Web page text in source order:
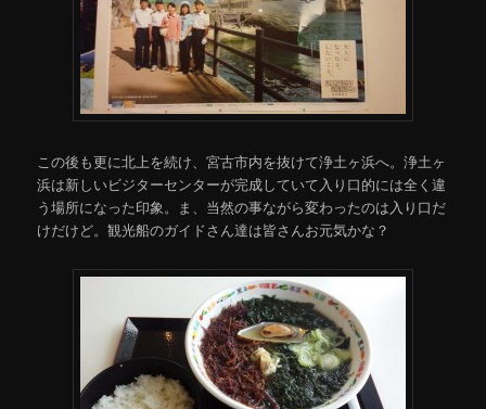
この後も更に北上を続け、宮古市内を抜けて浄土ヶ浜へ。浄土ヶ
浜は新しいビジターセンターが完成していて入り口的には全く違
う場所になった印象。ま、当然の事ながら変わったのは入り口だ
けだけど。観光船のガイドさん達は皆さんお元気かな？